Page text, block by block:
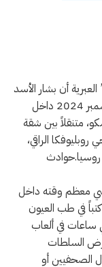
أن بشار الأسد
يعيش منذ فراره من سوريا في كانون الأول / ديسمبر 2024 داخل
متنقلاً بين شقة
الراقي،
روسيا.حوادث
معظم وقته داخل
في طب العيون
ساعات في ألعاب
السلطات
الصحفيين أو